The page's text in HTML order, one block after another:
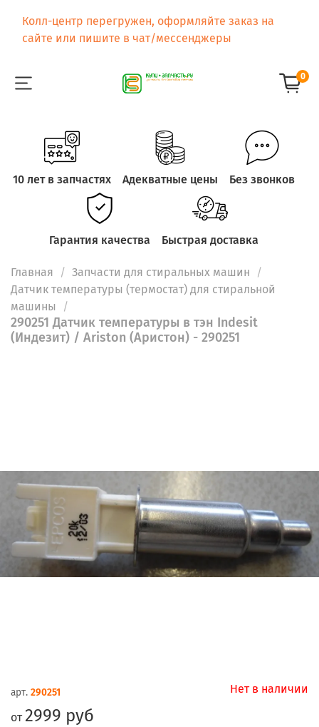
Колл-центр перегружен, оформляйте заказ на
сайте или пишите в чат/мессенджеры
0
10 лет в запчастях Адекватные цены Без звонков
Гарантия качества Быстрая доставка
Главная
Запчасти для стиральных машин
Датчик температуры (термостат) для стиральной
машины
290251 Датчик температуры в тэн Indesit
(Индезит) / Ariston (Аристон) - 290251
арт. 290251 Нет в наличии
от2999 руб